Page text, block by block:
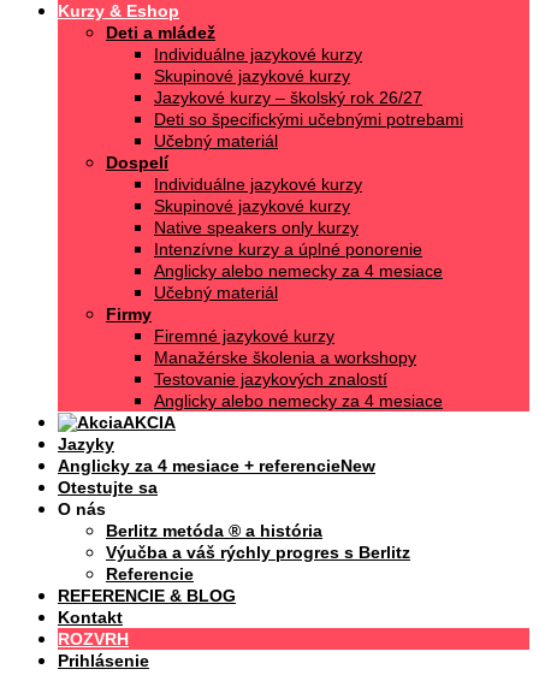
Kurzy & Eshop
Deti a mládež
Individuálne jazykové kurzy
Skupinové jazykové kurzy
Jazykové kurzy – školský rok 26/27
Deti so špecifickými učebnými potrebami
Učebný materiál
Dospelí
Individuálne jazykové kurzy
Skupinové jazykové kurzy
Native speakers only kurzy
Intenzívne kurzy a úplné ponorenie
Anglicky alebo nemecky za 4 mesiace
Učebný materiál
Firmy
Firemné jazykové kurzy
Manažérske školenia a workshopy
Testovanie jazykových znalostí
Anglicky alebo nemecky za 4 mesiace
AKCIA
Jazyky
Anglicky za 4 mesiace + referencie
Otestujte sa
O nás
Berlitz metóda ® a história
Výučba a váš rýchly progres s Berlitz
Referencie
REFERENCIE & BLOG
Kontakt
ROZVRH
Prihlásenie